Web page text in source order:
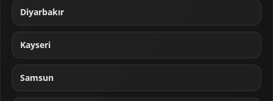
Diyarbakır
Kayseri
Samsun